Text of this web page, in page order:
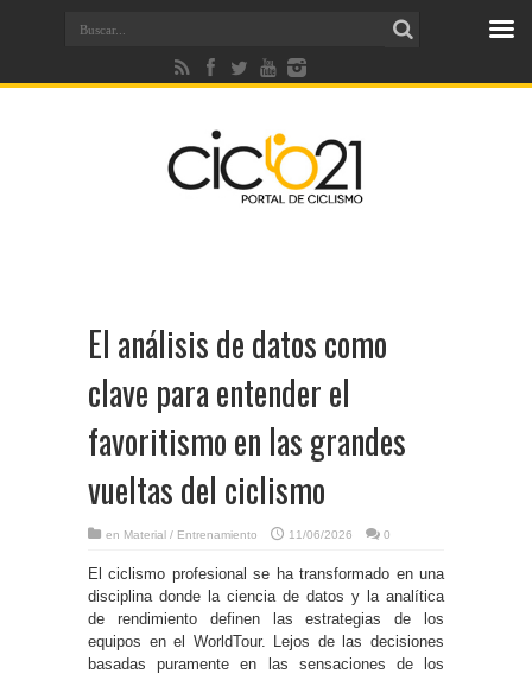
El análisis de datos como
clave para entender el
favoritismo en las grandes
vueltas del ciclismo
en Material / Entrenamiento 11/06/2026 0
El ciclismo profesional se ha transformado en una
disciplina donde la ciencia de datos y la analítica
de rendimiento definen las estrategias de los
equipos en el WorldTour. Lejos de las decisiones
basadas puramente en las sensaciones de los